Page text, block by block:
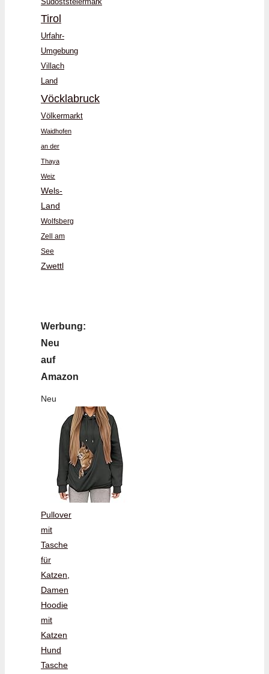
Tirol
Urfahr-
Umgebung
Villach
Land
Vöcklabruck
Völkermarkt
Waidhofen
an der
Thaya
Weiz
Wels-
Land
Wolfsberg
Zell am
See
Zwettl
Werbung:
Neu
auf
Amazon
Neu
Pullover
mit
Tasche
für
Katzen,
Damen
Hoodie
mit
Katzen
Hund
Tasche